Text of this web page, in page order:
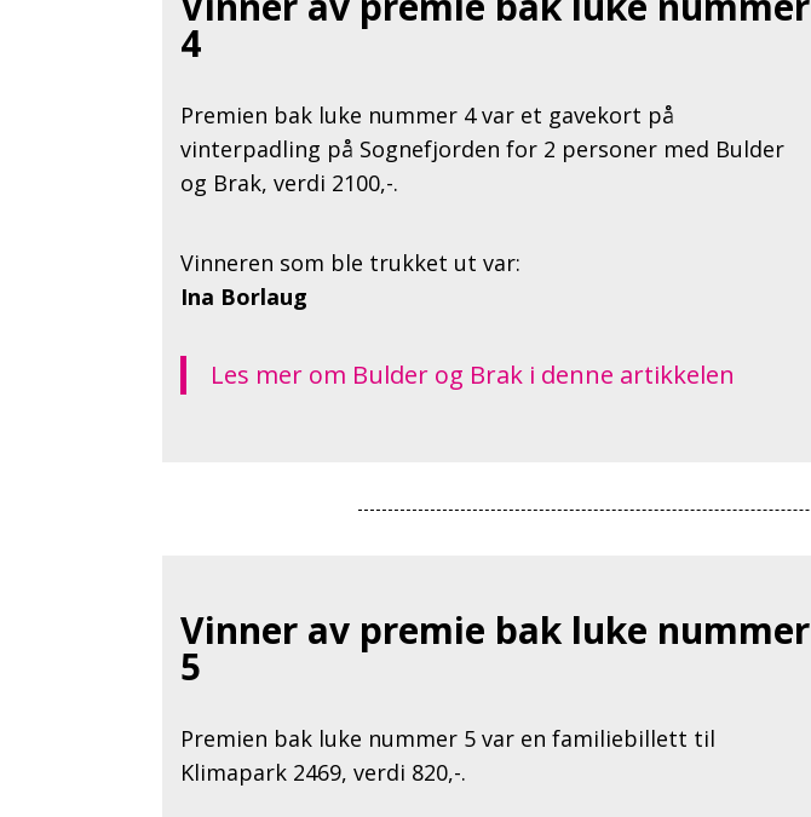
4
Premien bak luke nummer 4 var et gavekort på
vinterpadling på Sognefjorden for 2 personer med Bulder
og Brak, verdi 2100,-.
Vinneren som ble trukket ut var:
Ina Borlaug
Les mer om Bulder og Brak i denne artikkelen
Vinner av premie bak luke nummer
5
Premien bak luke nummer 5 var en familiebillett til
Klimapark 2469, verdi 820,-.